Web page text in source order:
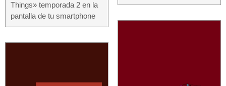
Things» temporada 2 en la
pantalla de tu smartphone